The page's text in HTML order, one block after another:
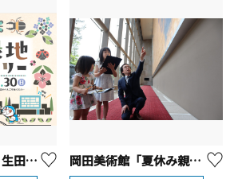
生田緑地「夏休み 生田緑地スタンプラリー」【川崎市】 岡田美術館「夏休み親子でアート体験」【箱根町】